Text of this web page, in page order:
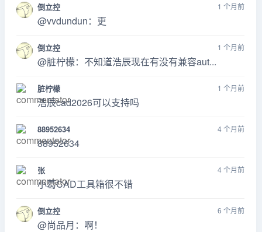
倒立控 1 个月前
@vvdundun：更
倒立控 1 个月前
@脏柠檬：不知道浩辰现在有没有兼容aut...
脏柠檬 1 个月前
浩辰cad2026可以支持吗
88952634 4 个月前
88952634
张 4 个月前
小葛CAD工具箱很不错
倒立控 6 个月前
@尚品月：啊！